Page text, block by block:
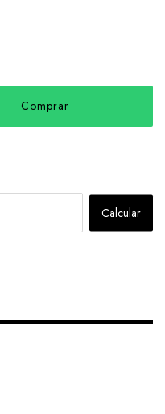
Calcular